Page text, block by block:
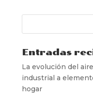
Entradas
La evolución del
industrial a
hogar